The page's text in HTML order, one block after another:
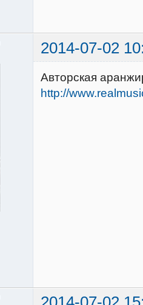
2014-07-02
Авторская
http://